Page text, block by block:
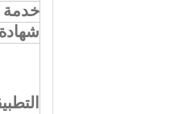
خدمة
شهادة